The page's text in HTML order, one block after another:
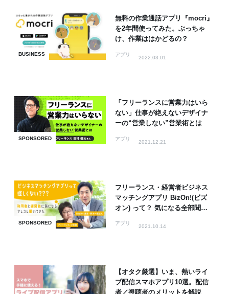
BUSINESS
無料の作業通話アプリ『mocri』
を2年間使ってみた。ぶっちゃ
け、作業ははかどるの？
アプリ
2022.03.01
SPONSORED
「フリーランスに営業力はいら
ない」仕事が絶えないデザイナ
ーの“営業しない”営業術とは
アプリ
2021.12.21
SPONSORED
フリーランス・経営者ビジネス
マッチングアプリ BizOn!(ビズ
オン) って？ 気になる全部聞い
アプリ
2021.10.14
【オタク厳選】いま、熱いライ
ブ配信スマホアプリ10選。配信
者／視聴者のメリットを解説